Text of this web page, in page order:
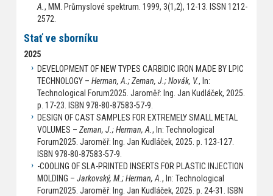
A. , MM. Průmyslové spektrum. 1999, 3(1,2), 12-13. ISSN 1212-
2572.
Stať ve sborníku
2025
DEVELOPMENT OF NEW TYPES CARBIDIC IRON MADE BY LPIC
TECHNOLOGY – Herman, A.; Zeman, J.; Novák, V., In:
Technological Forum2025. Jaroměř: Ing. Jan Kudláček, 2025.
p. 17-23. ISBN 978-80-87583-57-9.
DESIGN OF CAST SAMPLES FOR EXTREMELY SMALL METAL
VOLUMES – Zeman, J.; Herman, A. , In: Technological
Forum2025. Jaroměř: Ing. Jan Kudláček, 2025. p. 123-127.
ISBN 978-80-87583-57-9.
-COOLING OF SLA-PRINTED INSERTS FOR PLASTIC INJECTION
MOLDING – Jarkovský, M.; Herman, A. , In: Technological
Forum2025. Jaroměř: Ing. Jan Kudláček, 2025. p. 24-31. ISBN